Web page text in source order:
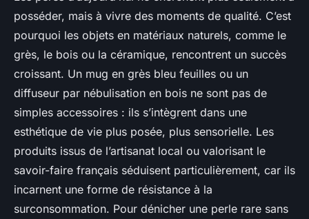
posséder, mais à vivre des moments de qualité. C’est
pourquoi les objets en matériaux naturels, comme le
grès, le bois ou la céramique, rencontrent un succès
croissant. Un mug en grès bleu feuilles ou un
diffuseur par nébulisation en bois ne sont pas de
simples accessoires : ils s’intègrent dans une
esthétique de vie plus posée, plus sensorielle. Les
produits issus de l’artisanat local ou valorisant le
savoir-faire français séduisent particulièrement, car ils
incarnent une forme de résistance à la
surconsommation. Pour dénicher une perle rare sans